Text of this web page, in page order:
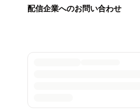
配信企業へのお問い合わせ